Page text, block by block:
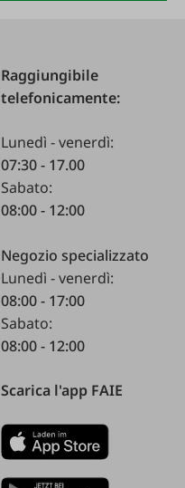
Raggiungibile
telefonicamente:
Lunedì - venerdì:
07:30 - 17.00
Sabato:
08:00 - 12:00
Negozio specializzato
Lunedì - venerdì:
08:00 - 17:00
Sabato:
08:00 - 12:00
Scarica l'app FAIE